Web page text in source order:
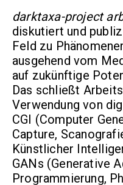
darktaxa-project
diskutiert und
Feld zu
ausgehend vom
auf zukünftige
Das schließt
Verwendung von
CGI (Computer
Capture,
Künstlicher
GANs (Generative
Programmierung,